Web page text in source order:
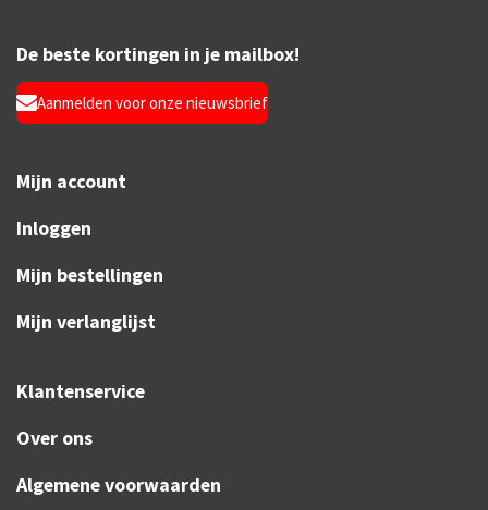
De beste kortingen in je mailbox!
Aanmelden voor onze nieuwsbrief
Mijn account
Inloggen
Mijn bestellingen
Mijn verlanglijst
Klantenservice
Over ons
Algemene voorwaarden